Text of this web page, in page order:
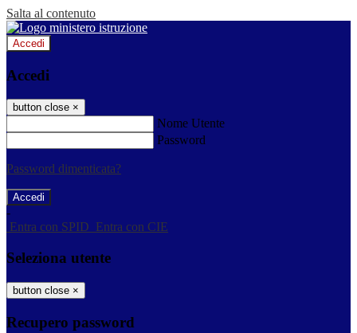
Salta al contenuto
Accedi
Accedi
button close ×
Nome Utente
Password
Password dimenticata?
-
Entra con SPID Entra con CIE
Seleziona utente
button close ×
Recupero password